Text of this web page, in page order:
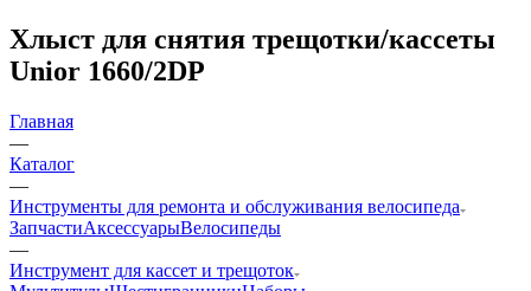
Хлыст для снятия трещотки/кассеты
Unior 1660/2DP
Главная
—
Каталог
—
Инструменты для ремонта и обслуживания велосипеда
ЗапчастиАксессуарыВелосипеды
—
Инструмент для кассет и трещоток